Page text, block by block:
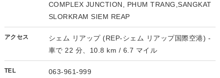
COMPLEX JUNCTION, PHUM TRANG,SANGKAT
SLORKRAM SIEM REAP
アクセス
シェム リアップ (REP-シェム リアップ国際空港) -
車で 22 分、10.8 km / 6.7 マイル
TEL 063-961-999